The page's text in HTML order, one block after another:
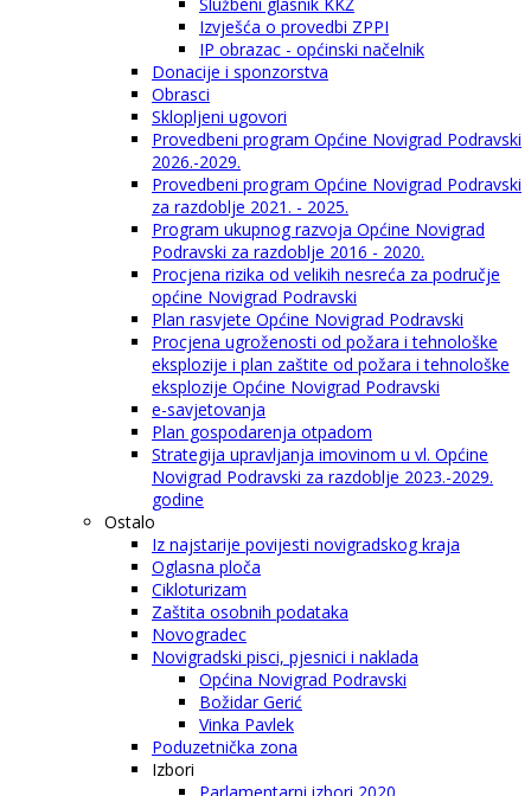
Izvješća o provedbi ZPPI
IP obrazac - općinski načelnik
Donacije i sponzorstva
Obrasci
Sklopljeni ugovori
Provedbeni program Općine Novigrad Podravski
2026.-2029.
Provedbeni program Općine Novigrad Podravski
za razdoblje 2021. - 2025.
Program ukupnog razvoja Općine Novigrad
Podravski za razdoblje 2016 - 2020.
Procjena rizika od velikih nesreća za područje
općine Novigrad Podravski
Plan rasvjete Općine Novigrad Podravski
Procjena ugroženosti od požara i tehnološke
eksplozije i plan zaštite od požara i tehnološke
eksplozije Općine Novigrad Podravski
e-savjetovanja
Plan gospodarenja otpadom
Strategija upravljanja imovinom u vl. Općine
Novigrad Podravski za razdoblje 2023.-2029.
godine
Ostalo
Iz najstarije povijesti novigradskog kraja
Oglasna ploča
Cikloturizam
Zaštita osobnih podataka
Novogradec
Novigradski pisci, pjesnici i naklada
Općina Novigrad Podravski
Božidar Gerić
Vinka Pavlek
Poduzetnička zona
Izbori
Parlamentarni izbori 2020.